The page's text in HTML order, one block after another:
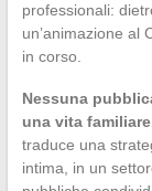
professionali:
un’animazione al
in corso.
Nessuna
una vita
traduce una
intima, in un